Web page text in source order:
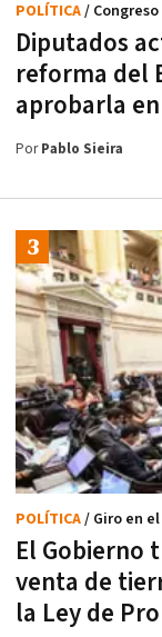
Diputados
reforma del
aprobarla
POLÍTICA/ Congreso
PorPablo Sieira
El Gobierno
venta de
la Ley de
POLÍTICA/ Giro en